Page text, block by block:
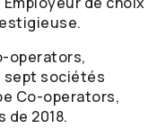
operators,
sept sociétés
Co-operators,
2018.